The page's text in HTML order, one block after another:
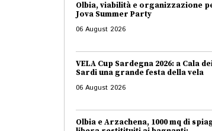
Olbia, viabilità e organizzazione
Jova Summer Party
06 August 2026
VELA Cup Sardegna 2026: a Cala
Sardi una grande festa della vela
06 August 2026
Olbia e Arzachena, 1000 mq di